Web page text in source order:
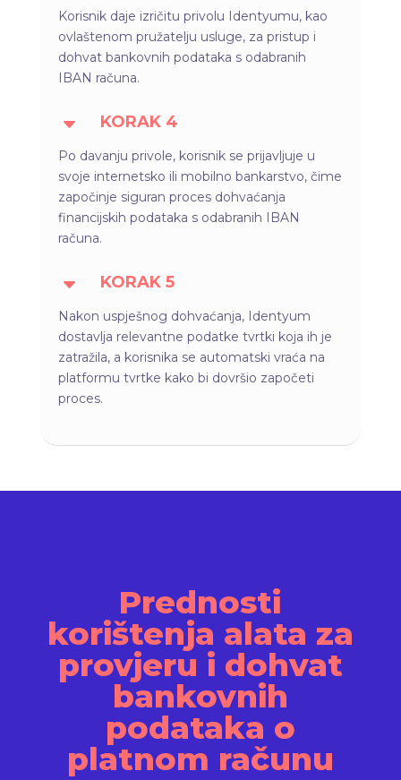
Korisnik daje izričitu privolu Identyumu, kao
ovlaštenom pružatelju usluge, za pristup i
dohvat bankovnih podataka s odabranih
IBAN računa.
C KORAK 4
Po davanju privole, korisnik se prijavljuje u
svoje internetsko ili mobilno bankarstvo, čime
započinje siguran proces dohvaćanja
financijskih podataka s odabranih IBAN
računa.
C KORAK 5
Nakon uspješnog dohvaćanja, Identyum
dostavlja relevantne podatke tvrtki koja ih je
zatražila, a korisnika se automatski vraća na
platformu tvrtke kako bi dovršio započeti
proces.
Prednosti
korištenja alata za
provjeru i dohvat
bankovnih
podataka o
platnom računu